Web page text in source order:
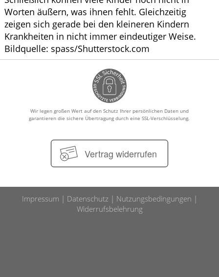
Worten äußern, was ihnen fehlt. Gleichzeitig
zeigen sich gerade bei den kleineren Kindern
Krankheiten in nicht immer eindeutiger Weise.
Bildquelle: spass/Shutterstock.com
Wir legen großen Wert auf den Schutz Ihrer persönlichen Daten und
garantieren die sichere Übertragung durch eine SSL-Verschlüsselung.
Vertrag widerrufen
Impressum Datenschutz
Nutzungsbedingungen
Widerrufsbelehrung